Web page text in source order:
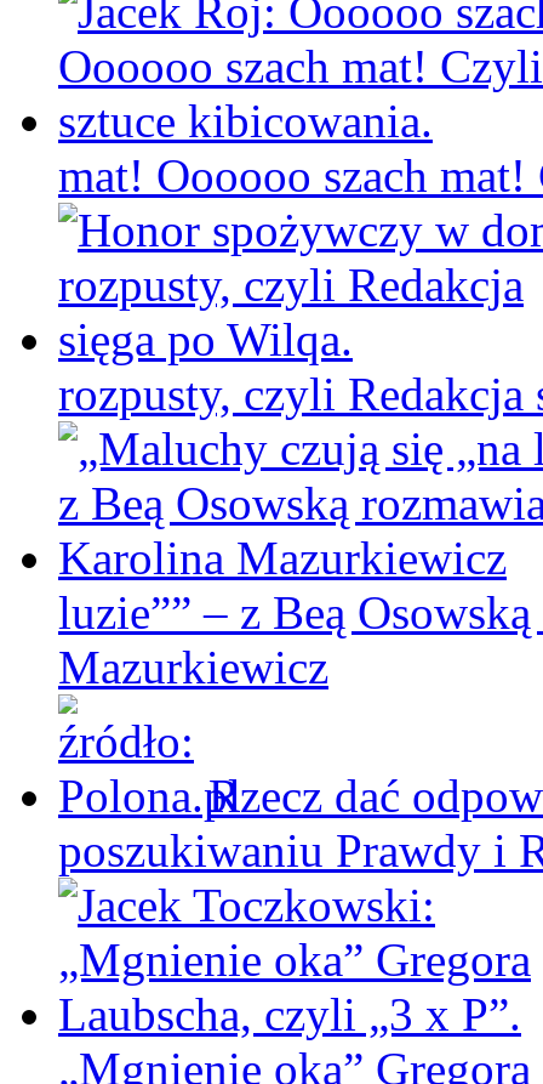
mat! Oooooo szach
rozpusty, czyli Redakcja
luzie”” – z Beą
Mazurkiewicz
Rzecz dać
poszukiwaniu Prawdy i
„Mgnienie oka”